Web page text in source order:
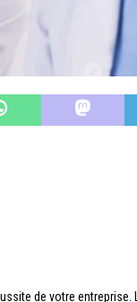
de votre entreprise.